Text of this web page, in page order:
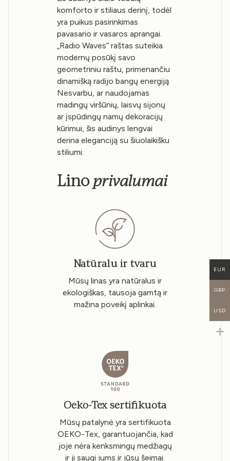
komforto ir stiliaus derinį, todėl
yra puikus pasirinkimas
pavasario ir vasaros aprangai.
„Radio Waves” raštas suteikia
modernų posūkį savo
geometriniu raštu, primenančiu
dinamišką radijo bangų energiją.
Nesvarbu, ar naudojamas
madingų viršūnių, laisvų sijonų
ar įspūdingų namų dekoracijų
kūrimui, šis audinys lengvai
derina eleganciją su šiuolaikišku
stiliumi.
Linoprivalumai
Natūralu ir tvaru
Mūsų linas yra natūralus ir
ekologiškas, tausoja gamtą ir
mažina poveikį aplinkai.
Oeko-Tex sertifikuota
Mūsų patalynė yra sertifikuota
OEKO-Tex, garantuojančia, kad
joje nėra kenksmingų medžiagų
ir ji saugi jums ir jūsų šeimai.
EUR
GBP
USD